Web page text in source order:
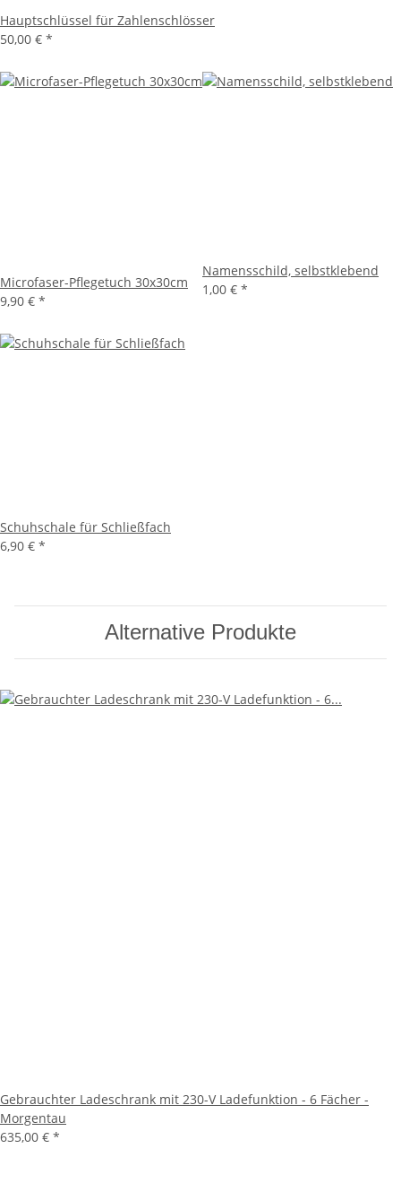
Hauptschlüssel für Zahlenschlösser
50,00 € *
Microfaser-Pflegetuch 30x30cm
9,90 € *
Namensschild, selbstklebend
1,00 € *
Schuhschale für Schließfach
6,90 € *
Alternative Produkte
Gebrauchter Ladeschrank mit 230-V Ladefunktion - 6 Fächer -
Morgentau
635,00 € *